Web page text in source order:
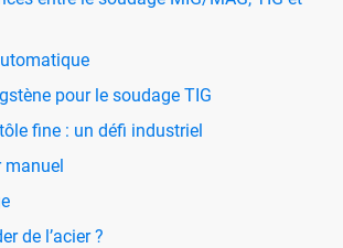
pour le soudage TIG
fine : un défi industriel
manuel
de l’acier ?